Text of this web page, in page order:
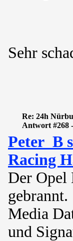
Sehr
Re: 24h
Antwort #268 -
Peter_B
Racing
Der Opel
gebrannt.
Media
und